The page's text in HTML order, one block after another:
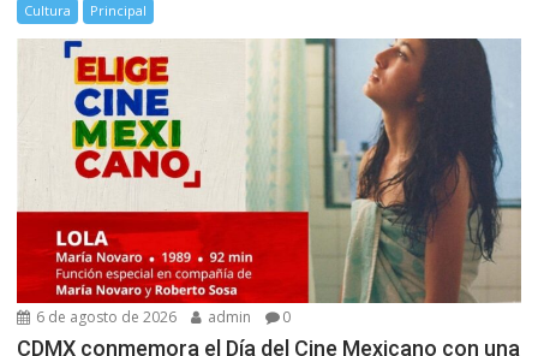
Cultura Principal
6 de agosto de 2026 admin 0
CDMX conmemora el Día del Cine Mexicano con una